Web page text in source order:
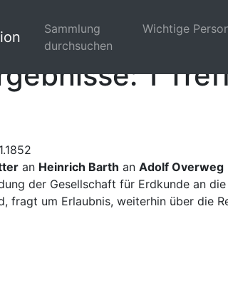
Sammlung
durchsuchen
Wichtige
1
an Heinrich Barth an Adolf Overweg
der Gesellschaft für Erdkunde an
fragt um Erlaubnis, weiterhin über die